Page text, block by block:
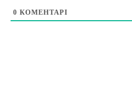
0 КОМЕНТАРІ